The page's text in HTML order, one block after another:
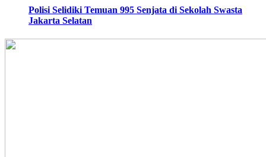
Polisi Selidiki Temuan 995 Senjata di Sekolah Swasta
Jakarta Selatan